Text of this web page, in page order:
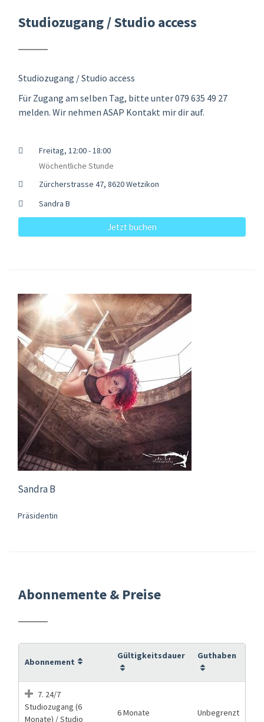
Studiozugang / Studio access
Studiozugang / Studio access
Für Zugang am selben Tag, bitte unter 079 635 49 27
melden. Wir nehmen ASAP Kontakt mir dir auf.
Freitag, 12:00 - 18:00
Wöchentliche Stunde
Zürcherstrasse 47, 8620 Wetzikon
Sandra B
Jetzt buchen
Sandra B
Präsidentin
Abonnemente & Preise
Abonnement
Gültigkeitsdauer Guthaben
7. 24/7
Studiozugang (6
Monate) / Studio
6 Monate Unbegrenzt